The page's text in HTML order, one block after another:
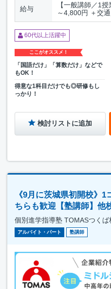
給与
【一般講師／1
～4,800円 ＋交
60代以上活躍中
ここがオススメ！
「国語だけ」「算数だけ」などで
もOK！
得意な1科目だけでも◎研修もし
っかり！
検討リストに追加
《9月に茨城県初開校》
ちらも歓迎【塾講師】
個別進学指導塾 TOMASつくば
アルバイト・パート 塾講師